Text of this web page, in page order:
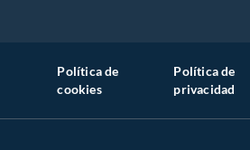
Política de
cookies
Política de
privacidad